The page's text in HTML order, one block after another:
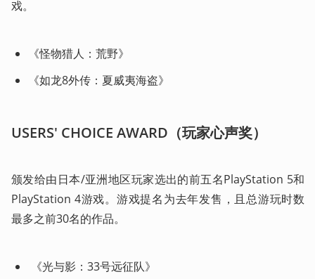
戏。
《怪物猎人：荒野》
《如龙8外传：夏威夷海盗》
USERS' CHOICE AWARD（玩家心声奖）
颁发给由日本/亚洲地区玩家选出的前五名PlayStation 5和
PlayStation 4游戏。游戏提名为去年发售，且总游玩时数
最多之前30名的作品。
《光与影：33号远征队》